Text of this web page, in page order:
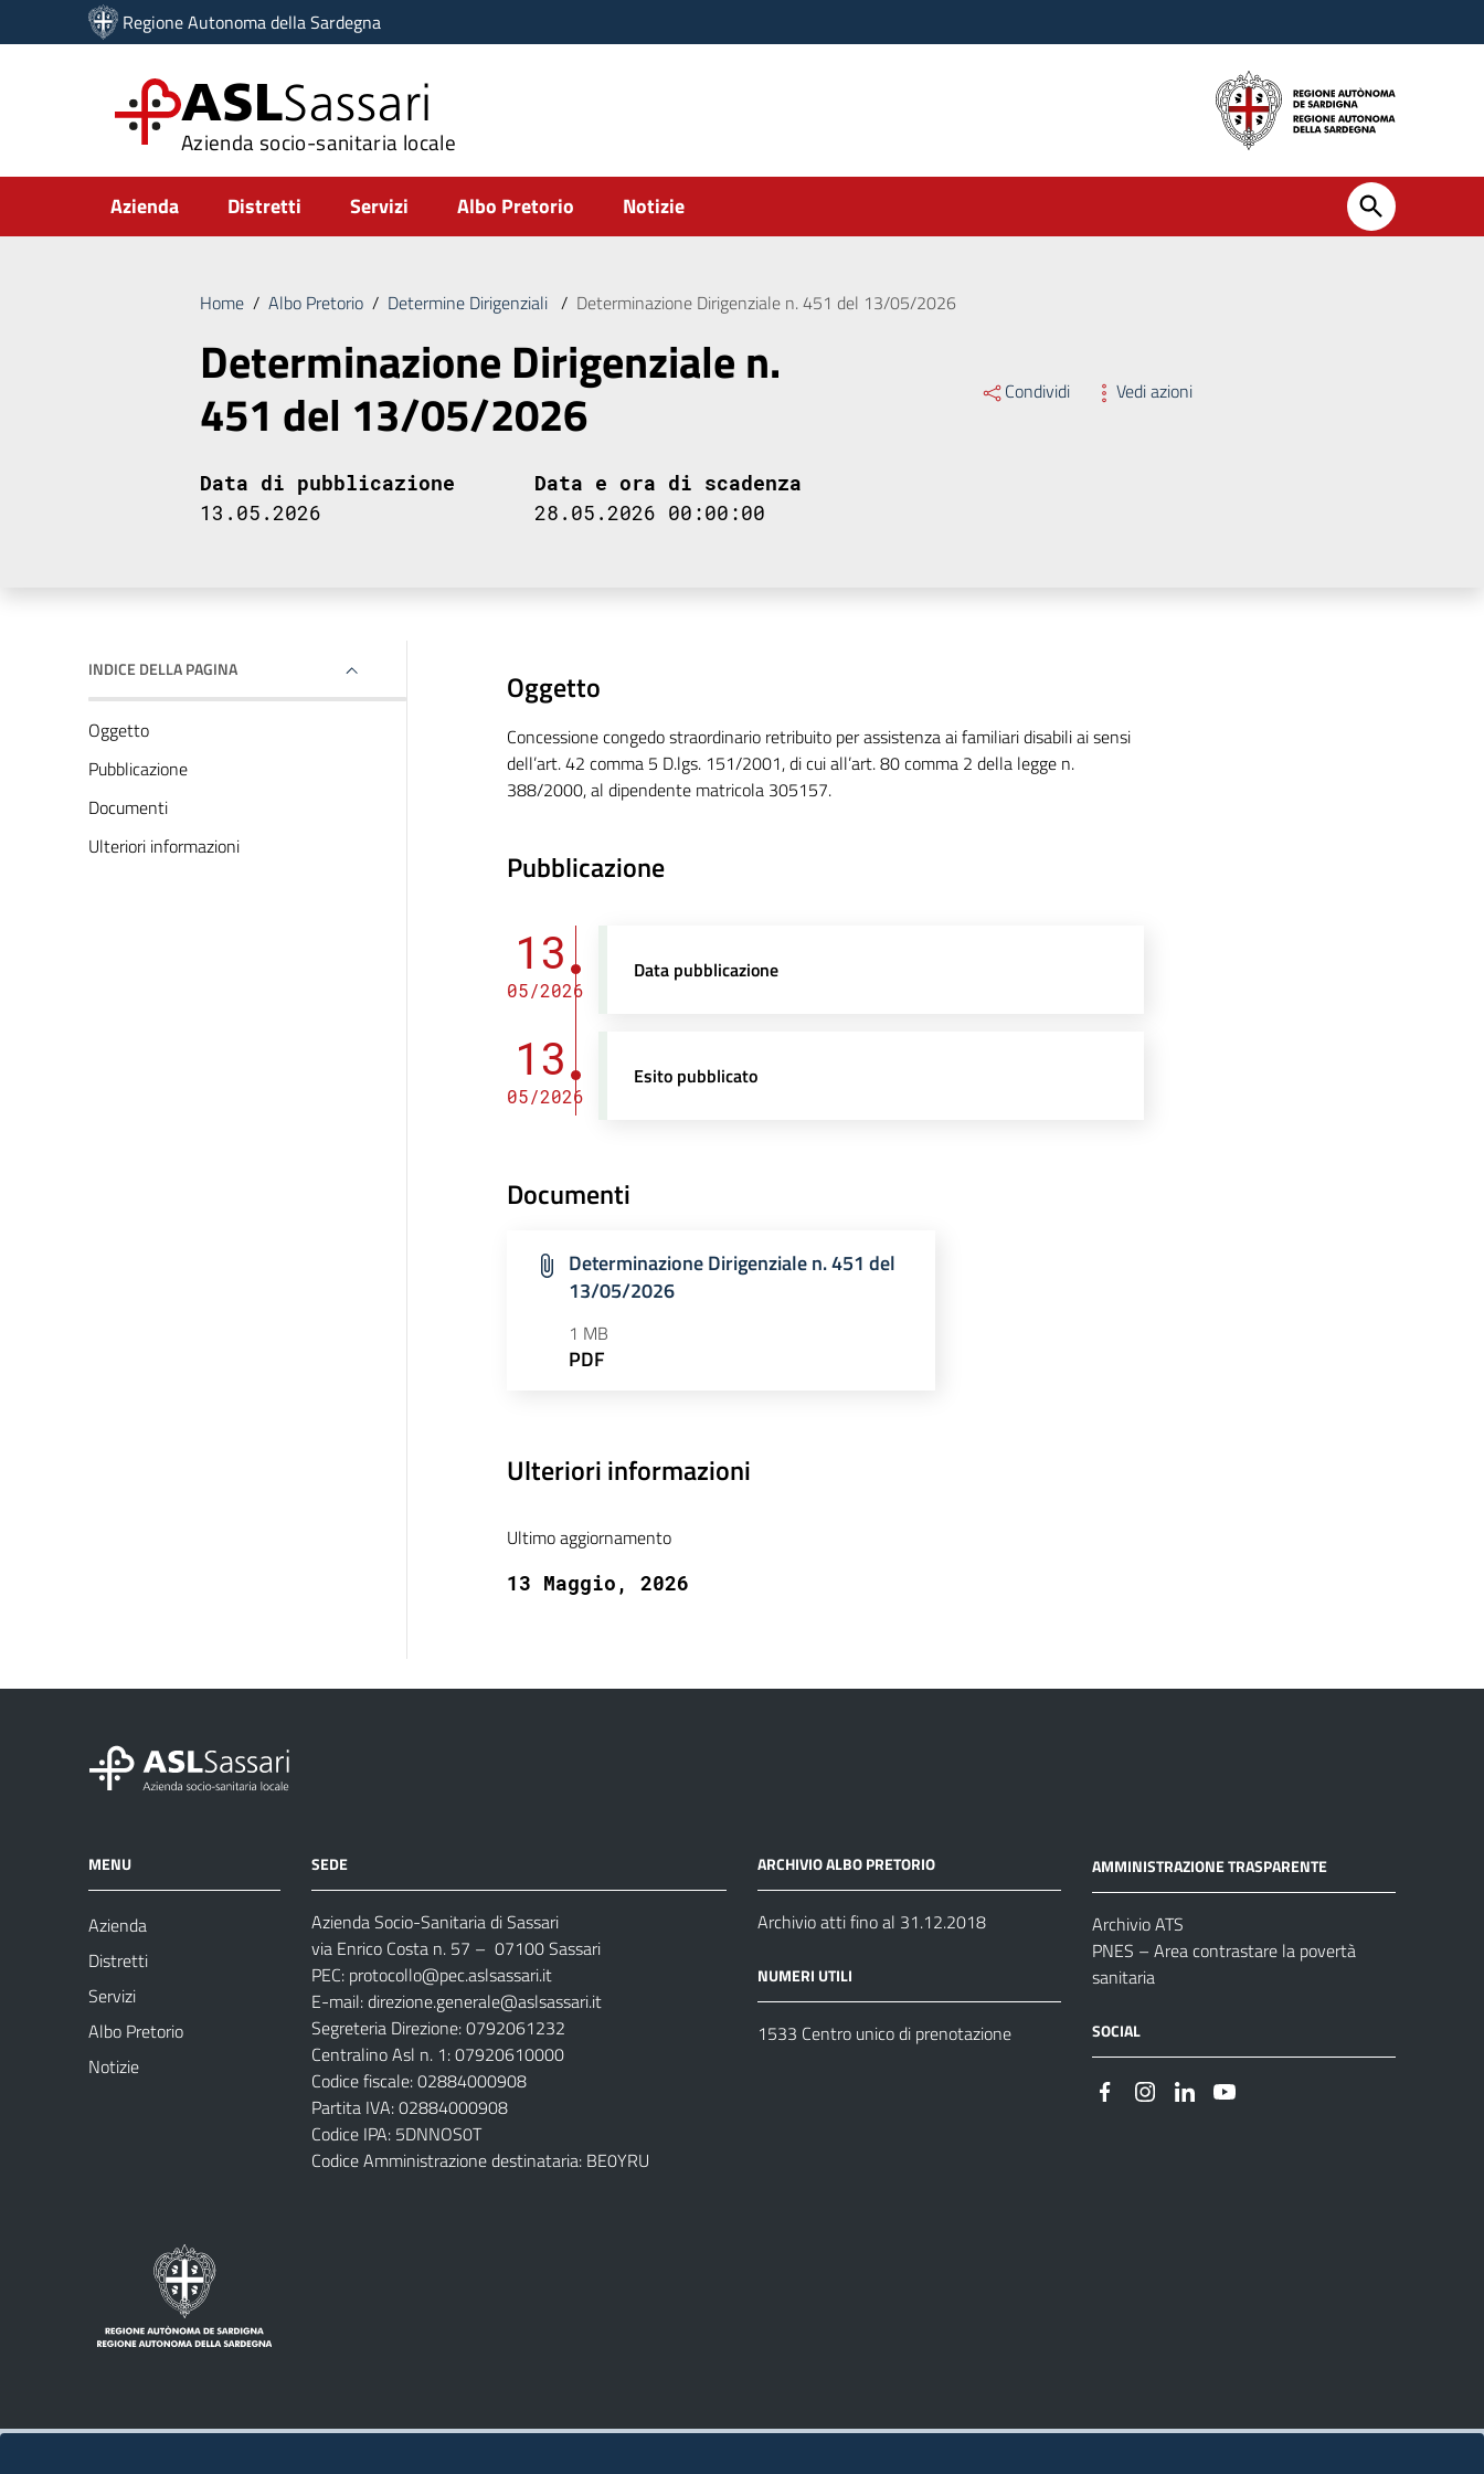
Vai ai contenuti
Vai al menu di navigazione
Regione Autonoma della Sardegna
ASLSassari
Azienda socio-sanitaria locale
Submenu
Azienda Distretti Servizi Albo Pretorio Notizie
Home / Albo Pretorio / Determine Dirigenziali / Determinazione Dirigenziale n. 451 del 13/05/2026
Determinazione Dirigenziale n.
451 del 13/05/2026 Condividi Vedi azioni
Data di pubblicazione
13.05.2026
Data e ora di scadenza
28.05.2026 00:00:00
INDICE DELLA PAGINA
Oggetto
Pubblicazione
Documenti
Ulteriori informazioni
Oggetto
Concessione congedo straordinario retribuito per assistenza ai familiari disabili ai sensi
dell’art. 42 comma 5 D.lgs. 151/2001, di cui all’art. 80 comma 2 della legge n.
388/2000, al dipendente matricola 305157.
Pubblicazione
13
05/2026
Data pubblicazione
13
05/2026
Esito pubblicato
Documenti
Determinazione Dirigenziale n. 451 del
13/05/2026
1 MB
PDF
Ulteriori informazioni
Ultimo aggiornamento
13 Maggio, 2026
MENU
Azienda
Distretti
Servizi
Albo Pretorio
Notizie
SEDE
Azienda Socio-Sanitaria di Sassari
via Enrico Costa n. 57 – 07100 Sassari
PEC: protocollo@pec.aslsassari.it
E-mail:direzione.generale@aslsassari.it
Segreteria Direzione: 0792061232
Centralino Asl n. 1: 07920610000
Codice fiscale: 02884000908
Partita IVA: 02884000908
Codice IPA: 5DNNOS0T
Codice Amministrazione destinataria: BE0YRU
ARCHIVIO ALBO PRETORIO
Archivio atti fino al 31.12.2018
NUMERI UTILI
1533 Centro unico di prenotazione
AMMINISTRAZIONE TRASPARENTE
Archivio ATS
PNES – Area contrastare la povertà
sanitaria
SOCIAL